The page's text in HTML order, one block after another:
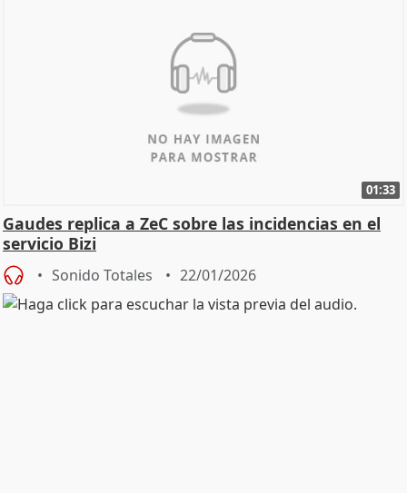
01:33
Gaudes replica a ZeC sobre las incidencias en el
servicio Bizi
Sonido Totales 22/01/2026